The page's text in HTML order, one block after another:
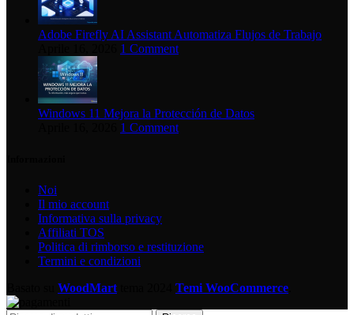
Adobe Firefly AI Assistant Automatiza Flujos de Trabajo
1 Comment
Windows 11 Mejora la Protección de Datos
1 Comment
Noi
Il mio account
Informativa sulla privacy
Affiliati TOS
Politica di rimborso e restituzione
Termini e condizioni
WoodMart Temi WooCommerce